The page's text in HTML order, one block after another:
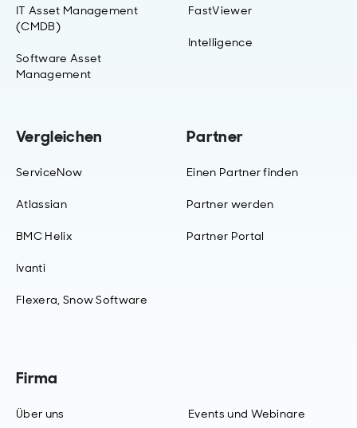
IT Asset Management
(CMDB)
Software Asset
Management
FastViewer
Intelligence
Vergleichen
ServiceNow
Atlassian
BMC Helix
Ivanti
Flexera, Snow Software
Firma
Über uns Events und Webinare
Partner
Einen Partner finden
Partner werden
Partner Portal